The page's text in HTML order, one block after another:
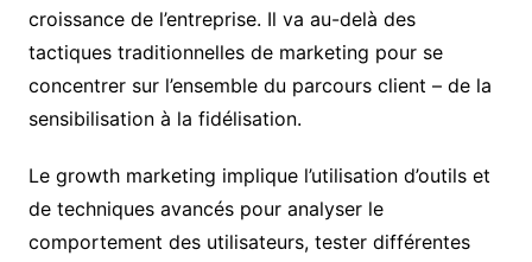
croissance de l’entreprise. Il va au-delà des
tactiques traditionnelles de marketing pour se
concentrer sur l’ensemble du parcours client – de la
sensibilisation à la fidélisation.
Le growth marketing implique l’utilisation d’outils et
de techniques avancés pour analyser le
comportement des utilisateurs, tester différentes